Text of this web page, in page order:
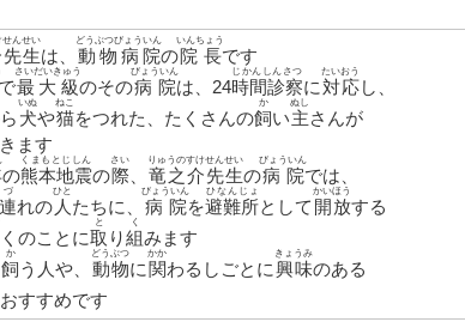
生
せんせい
は、 動物病院
どうぶつびょういん
の院長
いんちょう
です
で最大級
さいだいきゅう
のその病院
びょういん
は、24時間診察
じかんしんさつ
に対応
たいおう
し、
犬
いぬ
や猫
ねこ
をつれた、たくさんの飼
か
い主
ぬし
さんが
ます
の熊本地震
くまもとじしん
の際
さい
竜之介先生
りゅうのすけせんせい
の病院
びょういん
では、
連
づ
れの 人
ひと
たちに、 病院
びょういん
を避難所
ひなんじょ
として 開放
かいほう
する
くのことに取
と
り組
く
みます
飼
か
う人や、 動物
どうぶつ
に 関
かか
わるしごとに興味
きょうみ
のある
すすめです